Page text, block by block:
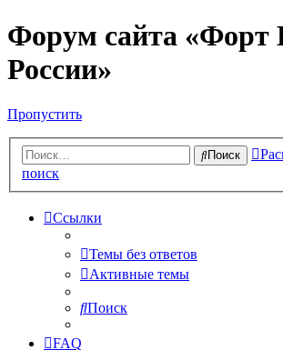
Форум сайта «Форт
России»
Пропустить
Поиск
поиск
Ссылки
Темы без ответов
Активные темы
Поиск
FAQ